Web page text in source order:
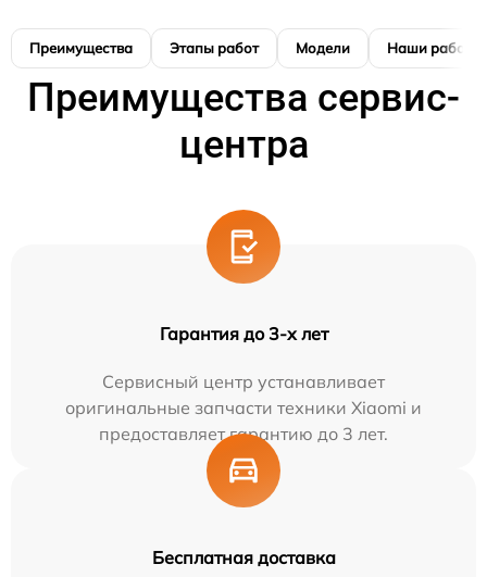
Преимущества Этапы работ Модели Наши работы
Преимущества сервис-
центра
Гарантия до 3-х лет
Сервисный центр устанавливает
оригинальные запчасти техники Xiaomi и
предоставляет гарантию до 3 лет.
Бесплатная доставка